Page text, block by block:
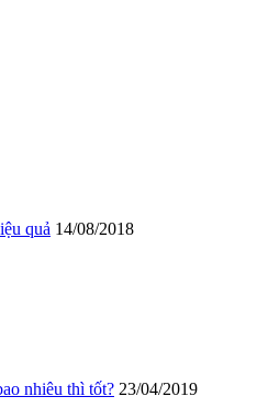
quả 14/08/2018
nhiêu thì tốt? 23/04/2019